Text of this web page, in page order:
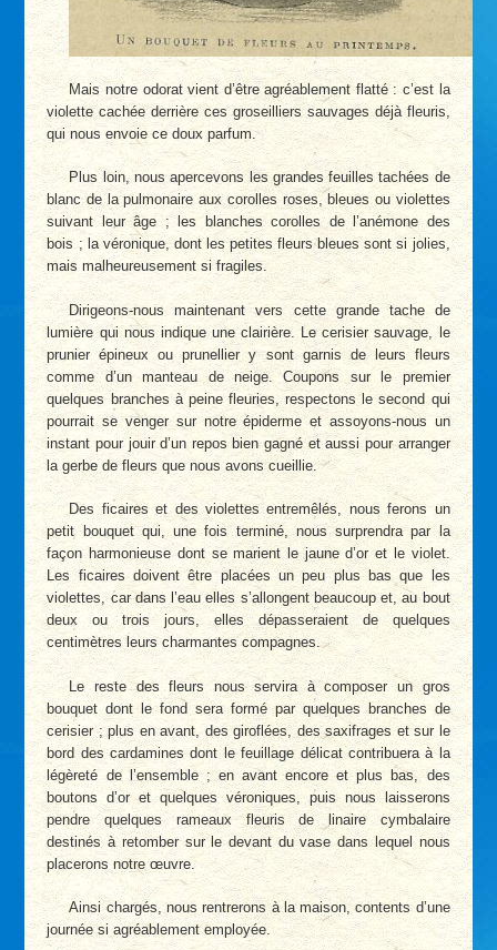
Mais notre odorat vient d’être agréablement flatté : c’est la
violette cachée derrière ces groseilliers sauvages déjà fleuris,
qui nous envoie ce doux parfum.
Plus loin, nous apercevons les grandes feuilles tachées de
blanc de la pulmonaire aux corolles roses, bleues ou violettes
suivant leur âge ; les blanches corolles de l’anémone des
bois ; la véronique, dont les petites fleurs bleues sont si jolies,
mais malheureusement si fragiles.
Dirigeons-nous maintenant vers cette grande tache de
lumière qui nous indique une clairière. Le cerisier sauvage, le
prunier épineux ou prunellier y sont garnis de leurs fleurs
comme d’un manteau de neige. Coupons sur le premier
quelques branches à peine fleuries, respectons le second qui
pourrait se venger sur notre épiderme et assoyons-nous un
instant pour jouir d’un repos bien gagné et aussi pour arranger
la gerbe de fleurs que nous avons cueillie.
Des ficaires et des violettes entremêlés, nous ferons un
petit bouquet qui, une fois terminé, nous surprendra par la
façon harmonieuse dont se marient le jaune d’or et le violet.
Les ficaires doivent être placées un peu plus bas que les
violettes, car dans l’eau elles s’allongent beaucoup et, au bout
deux ou trois jours, elles dépasseraient de quelques
centimètres leurs charmantes compagnes.
Le reste des fleurs nous servira à composer un gros
bouquet dont le fond sera formé par quelques branches de
cerisier ; plus en avant, des giroflées, des saxifrages et sur le
bord des cardamines dont le feuillage délicat contribuera à la
légèreté de l’ensemble ; en avant encore et plus bas, des
boutons d’or et quelques véroniques, puis nous laisserons
pendre quelques rameaux fleuris de linaire cymbalaire
destinés à retomber sur le devant du vase dans lequel nous
placerons notre œuvre.
Ainsi chargés, nous rentrerons à la maison, contents d’une
journée si agréablement employée.